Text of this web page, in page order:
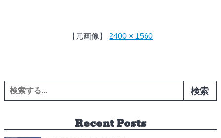
【元画像】 2400 × 1560
検索:
Recent Posts